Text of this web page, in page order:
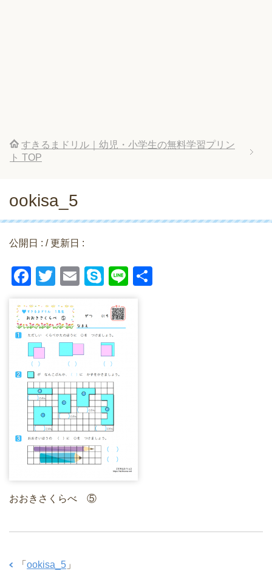
すきるまドリル｜幼児・小学生の無料学習プリン
ト TOP
ookisa_5
公開日 : / 更新日 :
F
c
e
b
o
o
k
T
tt
er
E
ail
S
p
e
Li
おおきさくらべ ⑤
「 ookisa_5 」